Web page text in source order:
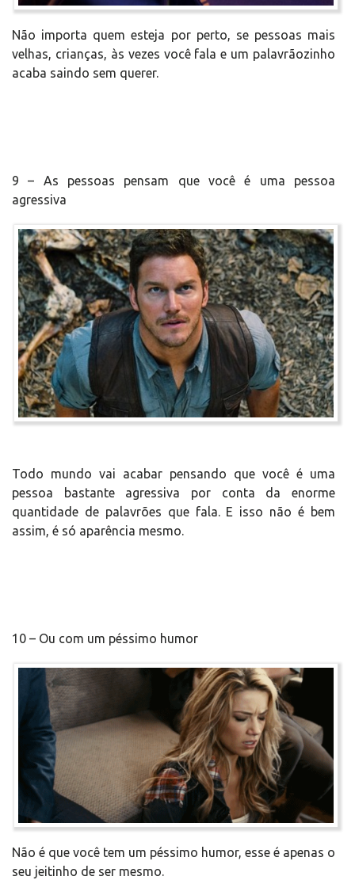
Não importa quem esteja por perto, se pessoas mais
velhas, crianças, às vezes você fala e um palavrãozinho
acaba saindo sem querer.
9 – As pessoas pensam que você é uma pessoa
agressiva
Todo mundo vai acabar pensando que você é uma
pessoa bastante agressiva por conta da enorme
quantidade de palavrões que fala. E isso não é bem
assim, é só aparência mesmo.
10 – Ou com um péssimo humor
Não é que você tem um péssimo humor, esse é apenas o
seu jeitinho de ser mesmo.